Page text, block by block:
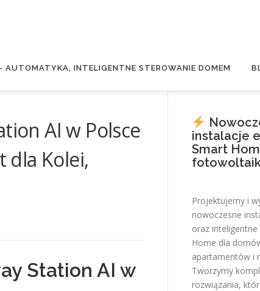
AUTOMATYKA, INTELIGENTNE STEROWANIE DOMEM
AI w Polsce
dla Kolei,
Station AI w
instalacje
Smart
Projektujemy i
nowoczesne
oraz
Home dla
apartamentów i
Tworzymy
rozwiązania,